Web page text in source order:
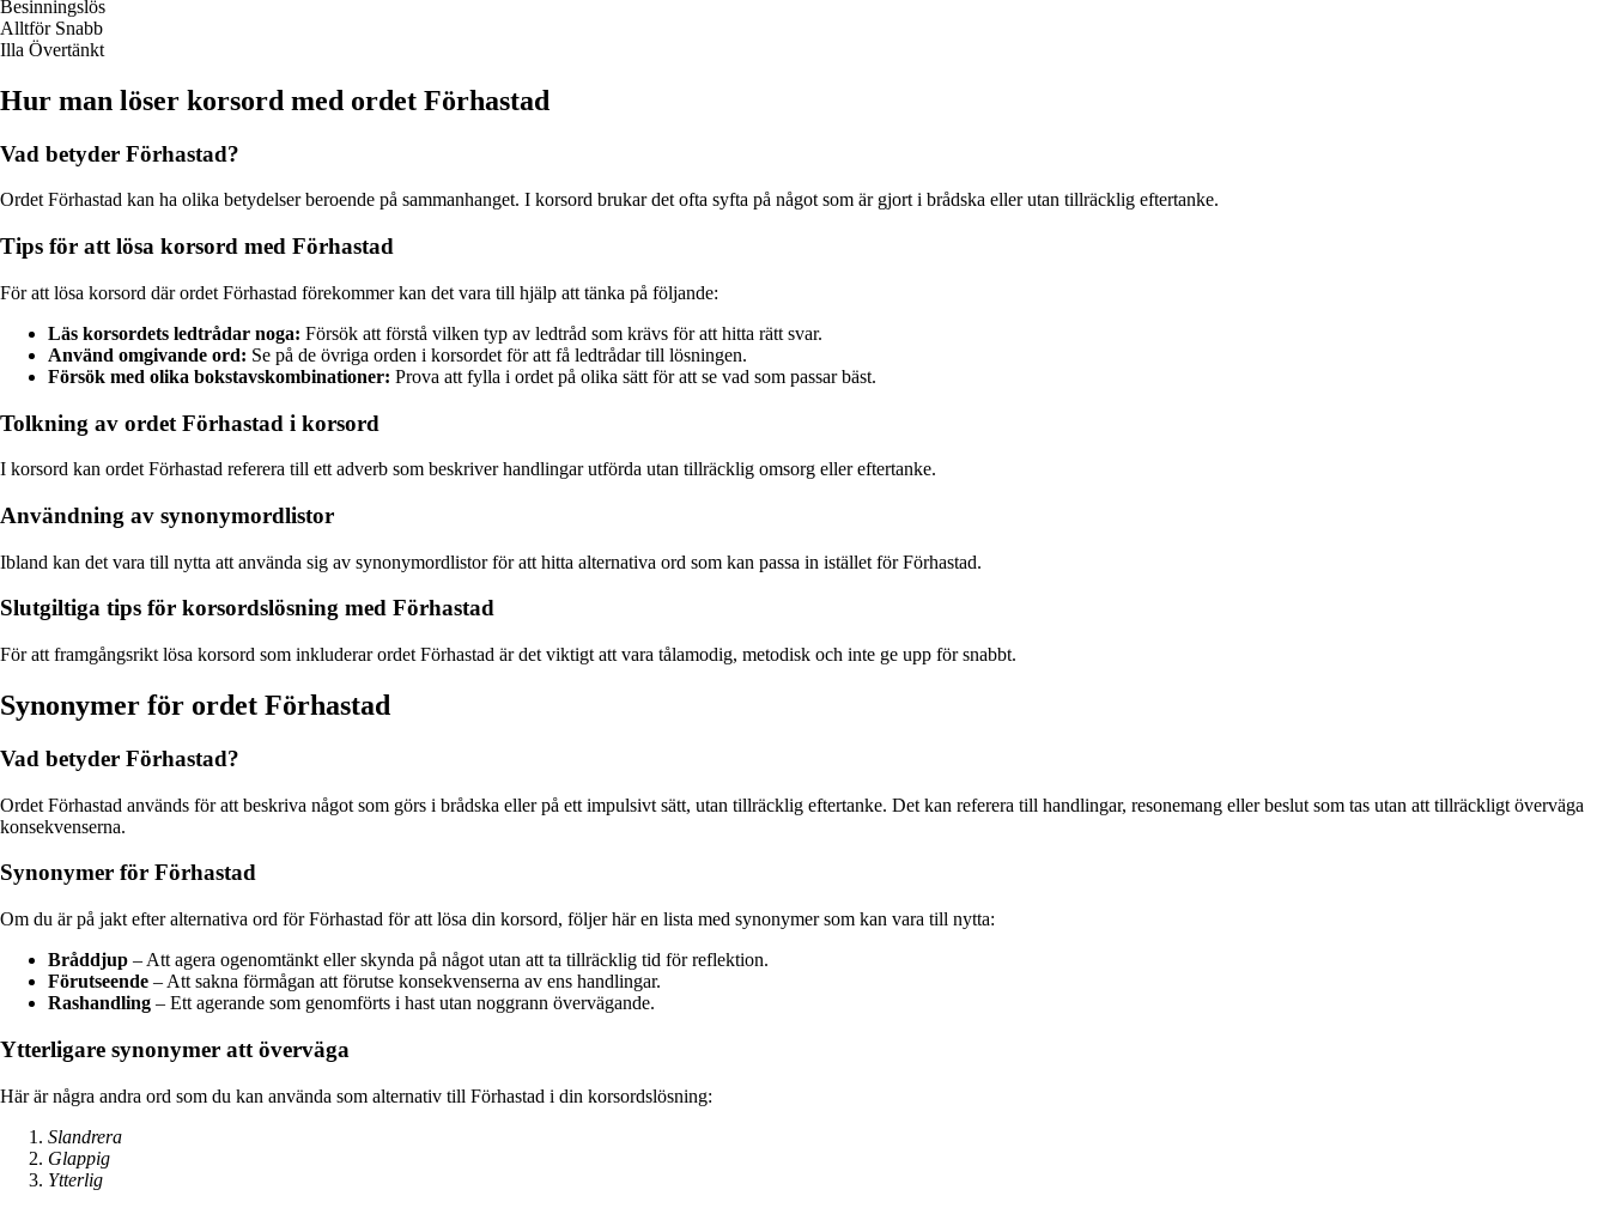
Besinningslös
Alltför Snabb
Illa Övertänkt
Hur man löser korsord med ordet Förhastad
Vad betyder Förhastad?
Ordet Förhastad kan ha olika betydelser beroende på sammanhanget. I korsord brukar det ofta syfta på något som är gjort i brådska eller utan tillräcklig eftertanke.
Tips för att lösa korsord med Förhastad
För att lösa korsord där ordet Förhastad förekommer kan det vara till hjälp att tänka på följande:
Läs korsordets ledtrådar noga: Försök att förstå vilken typ av ledtråd som krävs för att hitta rätt svar.
Använd omgivande ord: Se på de övriga orden i korsordet för att få ledtrådar till lösningen.
Försök med olika bokstavskombinationer: Prova att fylla i ordet på olika sätt för att se vad som passar bäst.
Tolkning av ordet Förhastad i korsord
I korsord kan ordet Förhastad referera till ett adverb som beskriver handlingar utförda utan tillräcklig omsorg eller eftertanke.
Användning av synonymordlistor
Ibland kan det vara till nytta att använda sig av synonymordlistor för att hitta alternativa ord som kan passa in istället för Förhastad.
Slutgiltiga tips för korsordslösning med Förhastad
För att framgångsrikt lösa korsord som inkluderar ordet Förhastad är det viktigt att vara tålamodig, metodisk och inte ge upp för snabbt.
Synonymer för ordet Förhastad
Vad betyder Förhastad?
Ordet Förhastad används för att beskriva något som görs i brådska eller på ett impulsivt sätt, utan tillräcklig eftertanke. Det kan referera till handlingar, resonemang eller beslut som tas utan att tillräckligt överväga
konsekvenserna.
Synonymer för Förhastad
Om du är på jakt efter alternativa ord för Förhastad för att lösa din korsord, följer här en lista med synonymer som kan vara till nytta:
Bråddjup – Att agera ogenomtänkt eller skynda på något utan att ta tillräcklig tid för reflektion.
Förutseende – Att sakna förmågan att förutse konsekvenserna av ens handlingar.
Rashandling – Ett agerande som genomförts i hast utan noggrann övervägande.
Ytterligare synonymer att överväga
Här är några andra ord som du kan använda som alternativ till Förhastad i din korsordslösning:
Slandrera
Glappig
Ytterlig